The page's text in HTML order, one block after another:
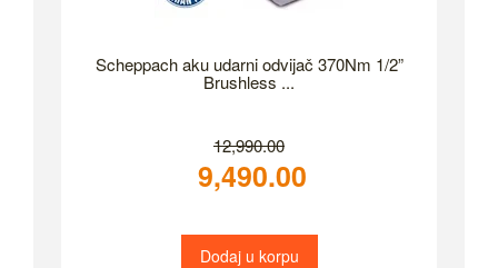
Scheppach aku udarni odvijač 370Nm 1/2”
Brushless ...
12,990.00
9,490.00
Dodaj u korpu